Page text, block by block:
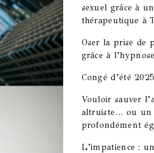
sexuel grâce à
thérapeutique à
Oser la prise de
grâce à
Congé d’été 2025
Vouloir sauver
altruiste… ou un
profondément
L’impatience :